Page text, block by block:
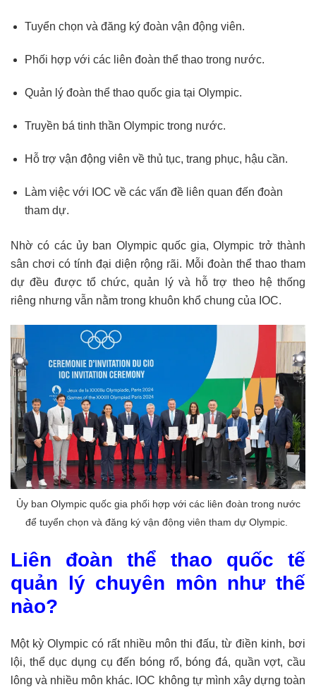
Tuyển chọn và đăng ký đoàn vận động viên.
Phối hợp với các liên đoàn thể thao trong nước.
Quản lý đoàn thể thao quốc gia tại Olympic.
Truyền bá tinh thần Olympic trong nước.
Hỗ trợ vận động viên về thủ tục, trang phục, hậu cần.
Làm việc với IOC về các vấn đề liên quan đến đoàn
tham dự.
Nhờ có các ủy ban Olympic quốc gia, Olympic trở thành
sân chơi có tính đại diện rộng rãi. Mỗi đoàn thể thao tham
dự đều được tổ chức, quản lý và hỗ trợ theo hệ thống
riêng nhưng vẫn nằm trong khuôn khổ chung của IOC.
Ủy ban Olympic quốc gia phối hợp với các liên đoàn trong nước
để tuyển chọn và đăng ký vận động viên tham dự Olympic.
Liên đoàn thể thao quốc tế
quản lý chuyên môn như thế
nào?
Một kỳ Olympic có rất nhiều môn thi đấu, từ điền kinh, bơi
lội, thể dục dụng cụ đến bóng rổ, bóng đá, quần vợt, cầu
lông và nhiều môn khác. IOC không tự mình xây dựng toàn